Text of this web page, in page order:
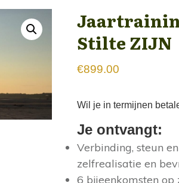
Stilte ZIJN
€899.00
Wil je in termijnen
Je ontvangt:
Verbinding, steun
zelfrealisatie en
6 bijeenkomsten op